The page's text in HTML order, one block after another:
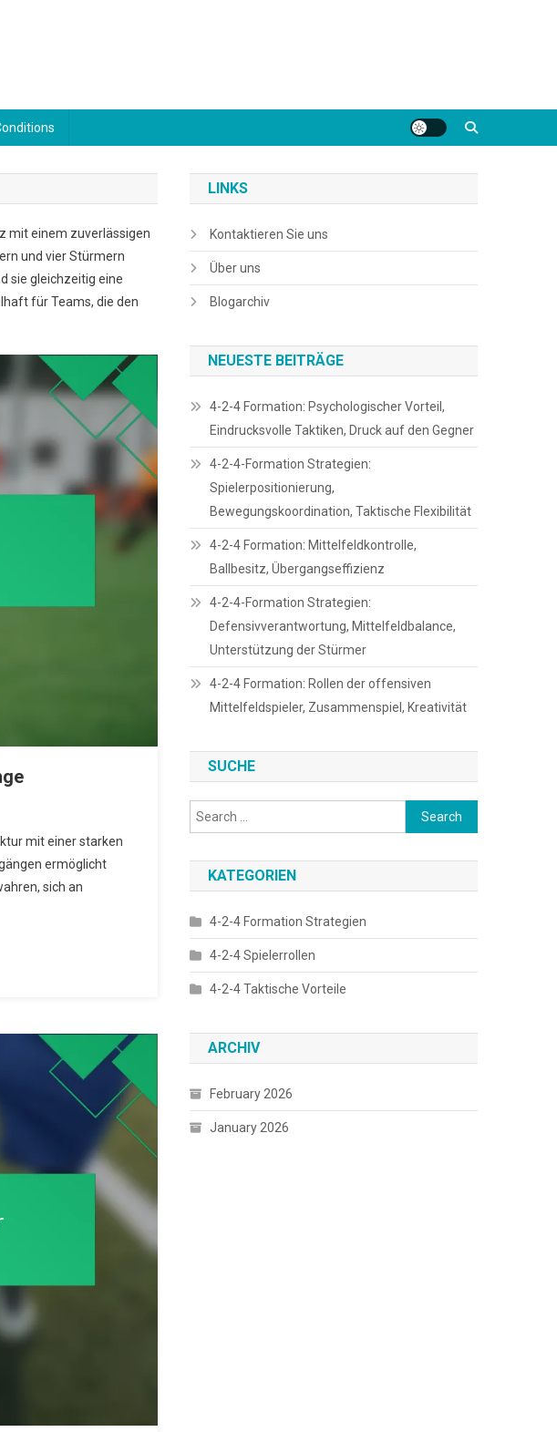
mit einem zuverlässigen
und vier Stürmern
sie gleichzeitig eine
für Teams, die den
mit einer starken
ermöglicht
sich an
LINKS
Kontaktieren Sie uns
Über uns
Blogarchiv
NEUESTE BEITRÄGE
4-2-4 Formation: Psychologischer Vorteil,
Eindrucksvolle Taktiken, Druck auf den Gegner
4-2-4-Formation Strategien:
Spielerpositionierung,
Bewegungskoordination, Taktische Flexibilität
4-2-4 Formation: Mittelfeldkontrolle,
Ballbesitz, Übergangseffizienz
4-2-4-Formation Strategien:
Defensivverantwortung, Mittelfeldbalance,
Unterstützung der Stürmer
4-2-4 Formation: Rollen der offensiven
Mittelfeldspieler, Zusammenspiel, Kreativität
SUCHE
Search
for:
KATEGORIEN
4-2-4 Formation Strategien
4-2-4 Spielerrollen
4-2-4 Taktische Vorteile
ARCHIV
February 2026
January 2026